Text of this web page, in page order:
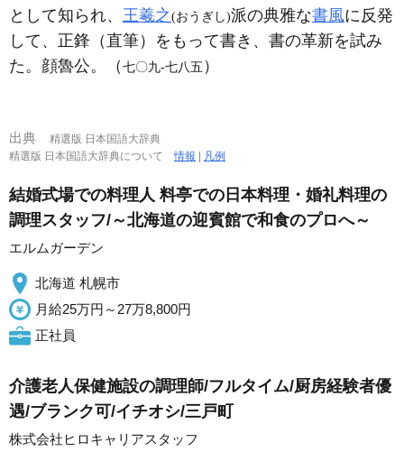
として知られ、 王羲之(おうぎし)派の典雅な書風に反発
して、正鋒（直筆）をもって書き、書の革新を試み
た。顔魯公。（七〇九‐七八五 ）
出典
精選版 日本国語大辞典
精選版 日本国語大辞典について情報 凡例
結婚式場での料理人 料亭での日本料理・婚礼料理の
調理スタッフ/～北海道の迎賓館で和食のプロへ～
エルムガーデン
北海道 札幌市
月給25万円～27万8,800円
正社員
介護老人保健施設の調理師/フルタイム/厨房経験者優
遇/ブランク可/イチオシ/三戸町
株式会社ヒロキャリアスタッフ